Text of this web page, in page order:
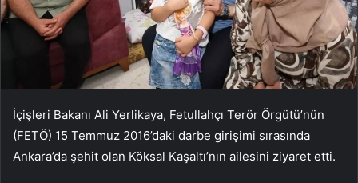
İçişleri Bakanı Ali Yerlikaya, Fetullahçı Terör Örgütü’nün
(FETÖ) 15 Temmuz 2016’daki darbe girişimi sırasında
Ankara’da şehit olan Köksal Kaşaltı’nın ailesini ziyaret etti.